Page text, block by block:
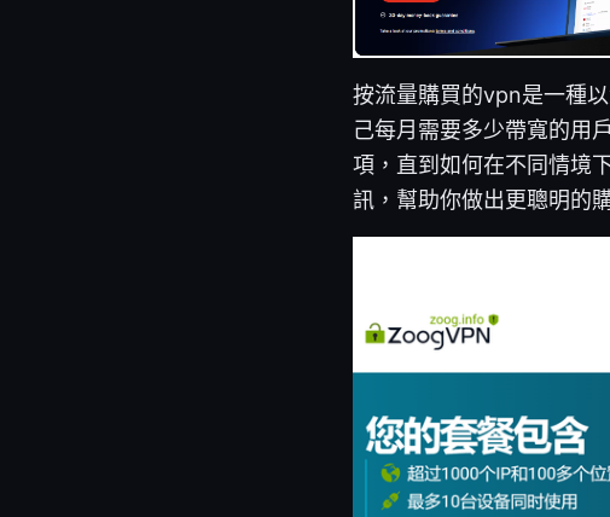
按流量購買的vpn是一種
己每月需要多少帶寬的用
項，直到如何在不同情境
訊，幫助你做出更聰明的